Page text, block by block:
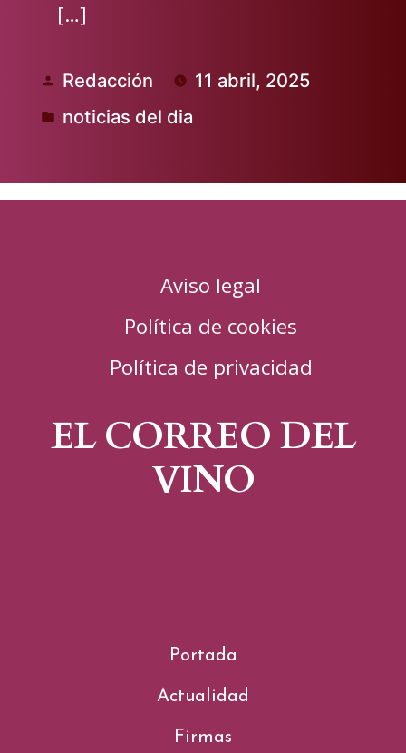
[…]
Publicado
por
Redacción 11 abril, 2025
Publicado
noticias del dia
Aviso legal
Política de cookies
Política de privacidad
EL CORREO DEL
VINO
Portada
Actualidad
Firmas